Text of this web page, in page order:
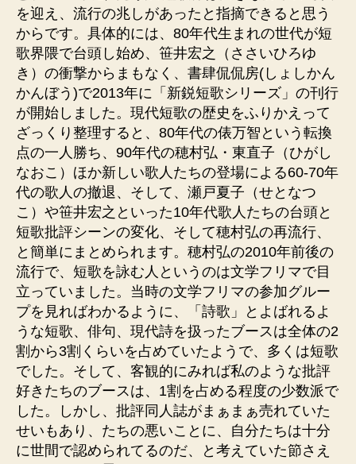
を迎え、流行の兆しがあったと指摘できると思う
からです。具体的には、80年代生まれの世代が短
歌界隈で台頭し始め、笹井宏之（ささいひろゆ
き）の衝撃からまもなく、書肆侃侃房(しょしかん
かんぼう)で2013年に「新鋭短歌シリーズ」の刊行
が開始しました。現代短歌の歴史をふりかえって
ざっくり整理すると、80年代の俵万智という転換
点の一人勝ち、90年代の穂村弘・東直子（ひがし
なおこ）ほか新しい歌人たちの登場による60-70年
代の歌人の撤退、そして、瀬戸夏子（せとなつ
こ）や笹井宏之といった10年代歌人たちの台頭と
短歌批評シーンの変化、そして穂村弘の再流行、
と簡単にまとめられます。穂村弘の2010年前後の
流行で、短歌を詠む人というのは文学フリマで目
立っていました。当時の文学フリマの参加グルー
プを見ればわかるように、「詩歌」とよばれるよ
うな短歌、俳句、現代詩を扱ったブースは全体の2
割から3割くらいを占めていたようで、多くは短歌
でした。そして、客観的にみれば私のような批評
好きたちのブースは、1割を占める程度の少数派で
した。しかし、批評同人誌がまぁまぁ売れていた
せいもあり、たちの悪いことに、自分たちは十分
に世間で認められてるのだ、と考えていた節さえ